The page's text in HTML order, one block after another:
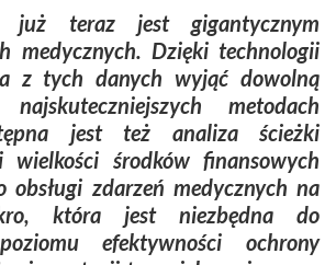
już teraz jest gigantycznym
medycznych. Dzięki technologii
z tych danych wyjąć dowolną
metodach
jest też analiza ścieżki
wielkości środków finansowych
obsługi zdarzeń medycznych na
która jest niezbędna do
efektywności ochrony